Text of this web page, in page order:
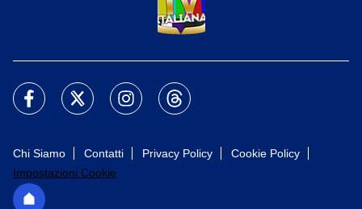
Chi Siamo Contatti Privacy Policy
Cookie Policy
Impostazioni Cookie